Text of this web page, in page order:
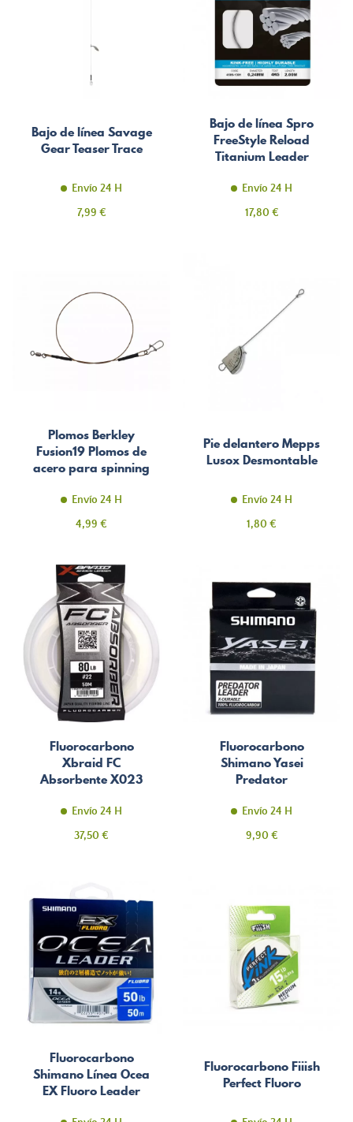
Bajo de línea Savage
Gear Teaser Trace
Envío 24 H
Precio
7,99 €
Bajo de línea Spro
FreeStyle Reload
Titanium Leader
Envío 24 H
Precio
17,80 €
Plomos Berkley
Fusion19 Plomos de
acero para spinning
Envío 24 H
Precio
4,99 €
Pie delantero Mepps
Lusox Desmontable
Envío 24 H
Precio
1,80 €
Fluorocarbono
Xbraid FC
Absorbente X023
Envío 24 H
Precio
37,50 €
Fluorocarbono
Shimano Yasei
Predator
Envío 24 H
Precio
9,90 €
Fluorocarbono
Shimano Línea Ocea
EX Fluoro Leader
Fluorocarbono Fiiish
Perfect Fluoro